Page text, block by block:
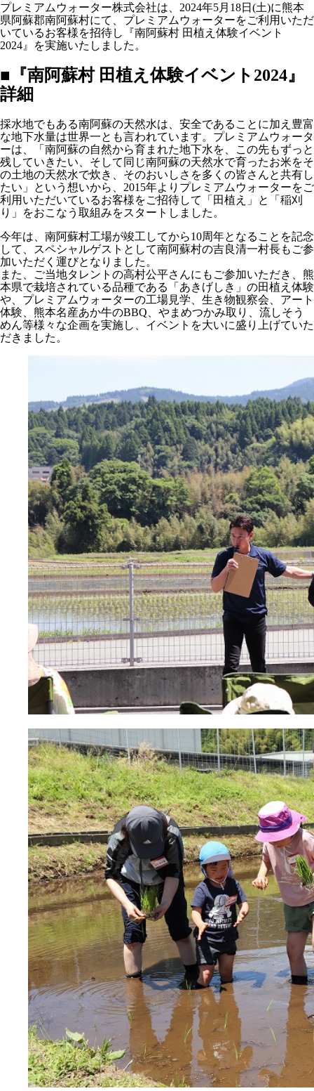
プレミアムウォーター株式会社は、2024年5月18日(土)に熊本
県阿蘇郡南阿蘇村にて、プレミアムウォーターをご利用いただ
いているお客様を招待し『南阿蘇村 田植え体験イベント
2024』を実施いたしました。
■『南阿蘇村 田植え体験イベント2024』
詳細
採水地でもある南阿蘇の天然水は、安全であることに加え豊富
な地下水量は世界一とも言われています。プレミアムウォータ
ーは、「南阿蘇の自然から育まれた地下水を、この先もずっと
残していきたい、そして同じ南阿蘇の天然水で育ったお米をそ
の土地の天然水で炊き、そのおいしさを多くの皆さんと共有し
たい」という想いから、2015年よりプレミアムウォーターをご
利用いただいているお客様をご招待して「田植え」と「稲刈
り」をおこなう取組みをスタートしました。
今年は、南阿蘇村工場が竣工してから10周年となることを記念
して、スペシャルゲストとして南阿蘇村の吉良清一村長もご参
加いただく運びとなりました。
また、ご当地タレントの高村公平さんにもご参加いただき、熊
本県で栽培されている品種である「あきげしき」の田植え体験
や、プレミアムウォーターの工場見学、生き物観察会、アート
体験、熊本名産あか牛のBBQ、やまめつかみ取り、流しそう
めん等様々な企画を実施し、イベントを大いに盛り上げていた
だきました。